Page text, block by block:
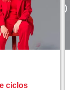
ciclos